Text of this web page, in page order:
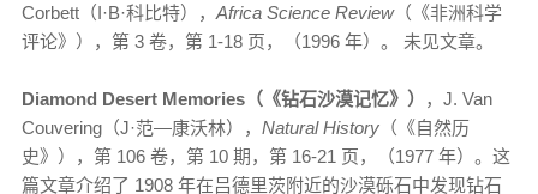
Corbett（I·B·科比特）， Africa Science Review（《非洲科学
评论》），第 3 卷，第 1-18 页，（1996 年）。 未见文章。
Diamond Desert Memories（《钻石沙漠记忆》）
，J. Van
Couvering（J·范—康沃林）， Natural History （《自然历
史》），第 106 卷，第 10 期，第 16-21 页，（1977 年）。这
篇文章介绍了 1908 年在吕德里茨附近的沙漠砾石中发现钻石